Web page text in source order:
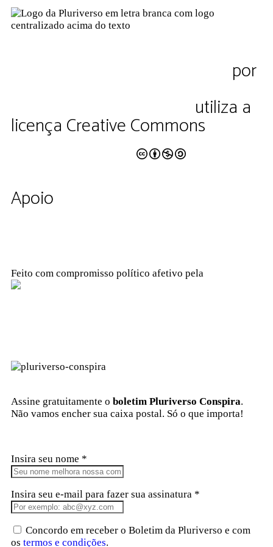
23/08: Planejamento e gestão de negócios
06/09: Planejamento e organização do tempo
13/09: Lei 8.666/1993 e Lei 14.133/2021
MEI – Micro Empreendedor Individual: como formalizar
sua Pessoa Jurídica e emitir notas em Niterói e São
por
Pluriverso Coletivo de serviços em
utiliza a
licença Creative Commons
CC BY-NC-SA 4.0
Apoio
Feito com compromisso político afetivo pela
Assine gratuitamente o boletim Pluriverso Conspira.
Não vamos encher sua caixa postal. Só o que importa!
Insira seu nome *
Insira seu e-mail para fazer sua assinatura *
Concordo em receber o Boletim da Pluriverso e com
os termos e condições.